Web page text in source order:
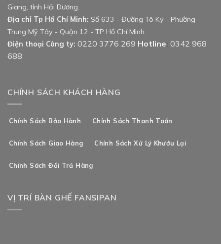
Giang, tỉnh Hải Dương.
Địa chỉ Tp Hồ Chí Minh: Số 633 - Đường Tô Ký - Phường
Trung Mỹ Tây - Quận 12 - TP Hồ Chí Minh.
Điện thoại Công ty: 0220 3776 269 Hotline: 0342 968
688
CHÍNH SÁCH KHÁCH HÀNG
Chính Sách Bảo Hành Chính Sách Thanh Toán
Chính Sách Giao Hàng Chính Sách Xử Lý Khướu Lại
Chính Sách Đổi Trả Hàng
VỊ TRÍ BÀN GHẾ FANSIPAN